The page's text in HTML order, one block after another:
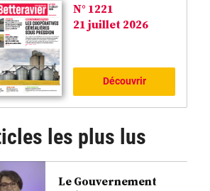
N° 1221
21 juillet 2026
Découvrir
les plus lus
Le Gouvernement